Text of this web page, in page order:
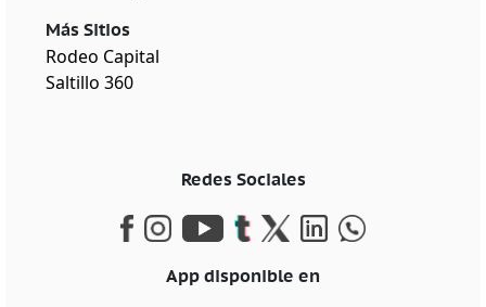
Más Sitios
Rodeo Capital
Saltillo 360
Redes Sociales
App disponible en